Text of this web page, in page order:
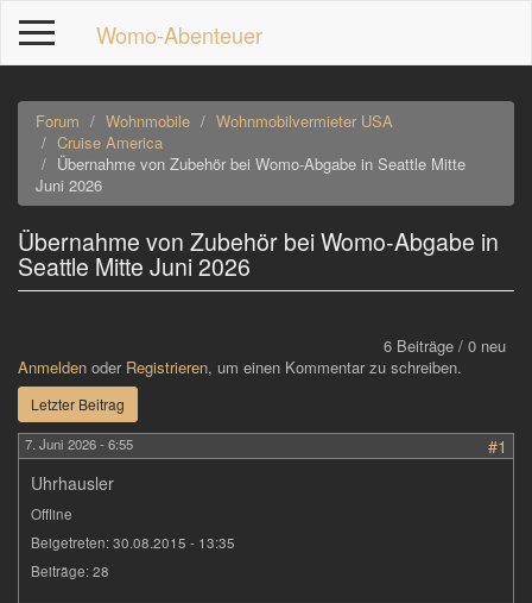
zum
Inhalt
Womo-Abenteuer
Forum Wohnmobile
Wohnmobilvermieter USA
Cruise America
Übernahme von Zubehör bei Womo-Abgabe in Seattle Mitte
Juni 2026
Übernahme von Zubehör bei Womo-Abgabe in
Seattle Mitte Juni 2026
6 Beiträge / 0 neu
Anmelden oder Registrieren, um einen Kommentar zu schreiben.
Letzter Beitrag
7. Juni 2026 - 6:55
#1
Uhrhausler
Offline
Beigetreten:30.08.2015 - 13:35
Beiträge:28